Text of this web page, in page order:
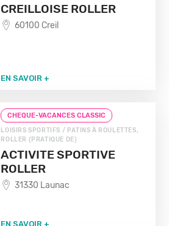
CREILLOISE ROLLER
60100 Creil
EN SAVOIR +
CHEQUE-VACANCES CLASSIC
LOISIRS SPORTIFS / PATINS À ROULETTES,
ROLLER (PRATIQUE DE)
ACTIVITE SPORTIVE
ROLLER
31330 Launac
EN SAVOIR +